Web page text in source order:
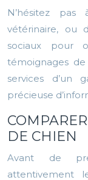
N’hésitez
vétérinaire, ou
sociaux pour
témoignages
services d’un
précieuse
DE CHIEN
Avant de
attentivement